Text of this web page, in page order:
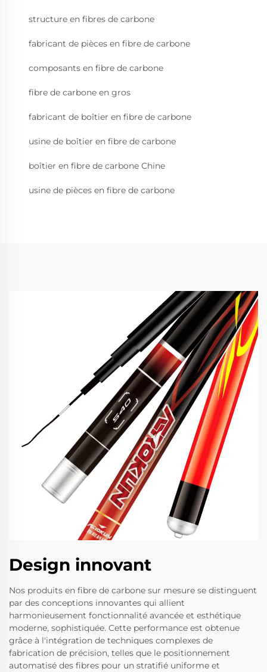
structure en fibres de carbone
fabricant de pièces en fibre de carbone
composants en fibre de carbone
fibre de carbone en gros
fabricant de boîtier en fibre de carbone
usine de boîtier en fibre de carbone
boîtier en fibre de carbone Chine
usine de pièces en fibre de carbone
Design innovant
Nos produits en fibre de carbone sur mesure se distinguent
par des conceptions innovantes qui allient
harmonieusement fonctionnalité avancée et esthétique
moderne, sophistiquée. Cette performance est obtenue
grâce à l'intégration de techniques complexes de
fabrication de précision, telles que le positionnement
automatisé des fibres pour un stratifié uniforme et